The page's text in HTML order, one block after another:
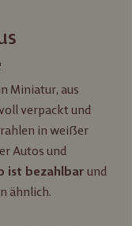
Miniatur, aus
verpackt und
in weißer
Autos und
ist bezahlbar und
ähnlich.